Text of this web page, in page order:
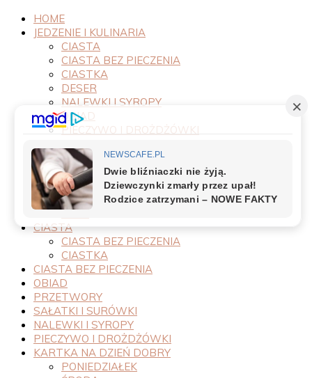
HOME
JEDZENIE I KULINARIA
CIASTA
CIASTA BEZ PIECZENIA
CIASTKA
DESER
NALEWKI I SYROPY
OBIAD
PIECZYWO I DROŻDŻÓWKI
PRZEPISY
PRZETWORY
PRZYSTAWKI
SAŁATKI I SURÓWKI
SOSY
CIASTA
CIASTA BEZ PIECZENIA
CIASTKA
CIASTA BEZ PIECZENIA
OBIAD
PRZETWORY
SAŁATKI I SURÓWKI
NALEWKI I SYROPY
PIECZYWO I DROŻDŻÓWKI
KARTKA NA DZIEŃ DOBRY
PONIEDZIAŁEK